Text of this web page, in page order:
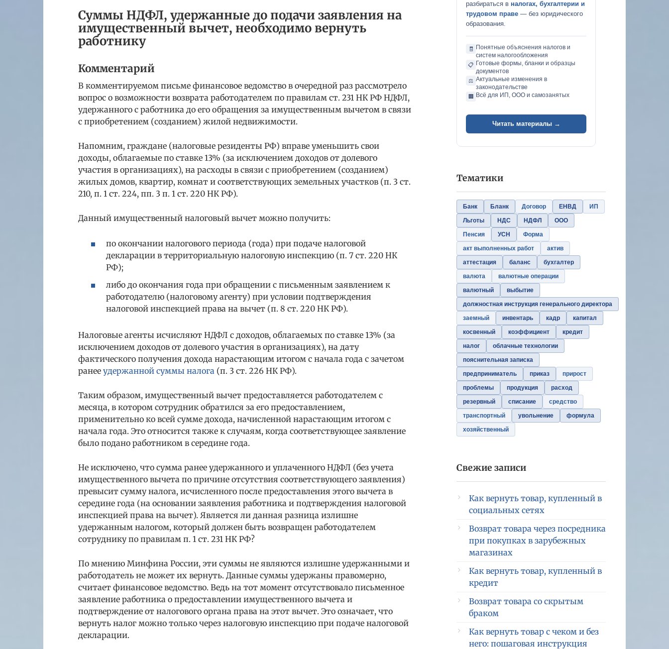
Суммы НДФЛ, удержанные до подачи заявления на
имущественный вычет, необходимо вернуть
работнику
Комментарий
В комментируемом письме финансовое ведомство в очередной раз рассмотрело
вопрос о возможности возврата работодателем по правилам ст. 231 НК РФ НДФЛ,
удержанного с работника до его обращения за имущественным вычетом в связи
с приобретением (созданием) жилой недвижимости.
Напомним, граждане (налоговые резиденты РФ) вправе уменьшить свои
доходы, облагаемые по ставке 13% (за исключением доходов от долевого
участия в организациях), на расходы в связи с приобретением (созданием)
жилых домов, квартир, комнат и соответствующих земельных участков (п. 3 ст.
210, п. 1 ст. 224, пп. 3 п. 1 ст. 220 НК РФ).
Данный имущественный налоговый вычет можно получить:
по окончании налогового периода (года) при подаче налоговой
декларации в территориальную налоговую инспекцию (п. 7 ст. 220 НК
РФ);
либо до окончания года при обращении с письменным заявлением к
работодателю (налоговому агенту) при условии подтверждения
налоговой инспекцией права на вычет (п. 8 ст. 220 НК РФ).
Налоговые агенты исчисляют НДФЛ с доходов, облагаемых по ставке 13% (за
исключением доходов от долевого участия в организациях), на дату
фактического получения дохода нарастающим итогом с начала года с зачетом
ранее удержанной суммы налога (п. 3 ст. 226 НК РФ).
Таким образом, имущественный вычет предоставляется работодателем с
месяца, в котором сотрудник обратился за его предоставлением,
применительно ко всей сумме дохода, начисленной нарастающим итогом с
начала года. Это относится также к случаям, когда соответствующее заявление
было подано работником в середине года.
Не исключено, что сумма ранее удержанного и уплаченного НДФЛ (без учета
имущественного вычета по причине отсутствия соответствующего заявления)
превысит сумму налога, исчисленного после предоставления этого вычета в
середине года (на основании заявления работника и подтверждения налоговой
инспекцией права на вычет). Является ли данная разница излишне
удержанным налогом, который должен быть возвращен работодателем
сотруднику по правилам п. 1 ст. 231 НК РФ?
По мнению Минфина России, эти суммы не являются излишне удержанными и
работодатель не может их вернуть. Данные суммы удержаны правомерно,
считает финансовое ведомство. Ведь на тот момент отсутствовало письменное
заявление работника о предоставлении имущественного вычета и
подтверждение от налогового органа права на этот вычет. Это означает, что
вернуть налог можно только через налоговую инспекцию при подаче налоговой
декларации.
разбираться в налогах, бухгалтерии и
трудовом праве — без юридического
образования.
🧾
Понятные объяснения налогов и
систем налогообложения
📋 Готовые формы, бланки и образцы
документов
⚖️ Актуальные изменения в
законодательстве
🏢 Всё для ИП, ООО и самозанятых
Читать материалы →
Тематики
Банк Бланк Договор ЕНВД
ИП
Льготы
НДС НДФЛ
ООО
Пенсия
УСН
Форма
акт выполненных работ
актив
аттестация
баланс
бухгалтер
валюта
валютные операции
валютный
выбытие
должностная инструкция генерального директора
заемный
инвентарь кадр
капитал
косвенный
коэффициент
кредит
налог
облачные технологии
пояснительная записка
предприниматель
приказ
прирост
проблемы
продукция
расход
резервный
списание
средство
транспортный
увольнение
формула
хозяйственный
Свежие записи
Как вернуть товар, купленный в
социальных сетях
Возврат товара через посредника
при покупках в зарубежных
магазинах
Как вернуть товар, купленный в
кредит
Возврат товара со скрытым
браком
Как вернуть товар с чеком и без
него: пошаговая инструкция